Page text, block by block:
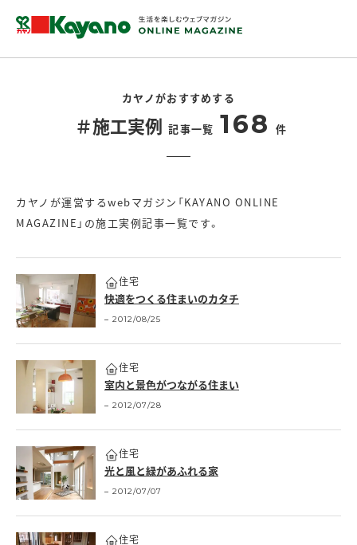
カヤノがおすすめする
＃施工実例 記事一覧 168 件
カヤノが運営するwebマガジン「KAYANO ONLINE
MAGAZINE」の施工実例記事一覧です。
住宅
快適をつくる住まいのカタチ
2012/08/25
住宅
室内と景色がつながる住まい
2012/07/28
住宅
光と風と緑があふれる家
2012/07/07
住宅